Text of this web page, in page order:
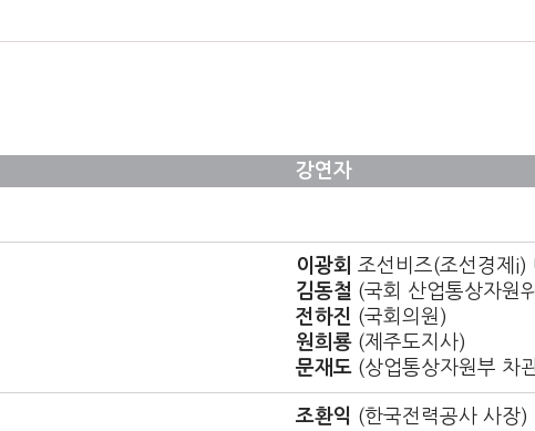
강연자
이광회 조선비즈(조선경제i)
김동철 (국회 산업통상자원
전하진 (국회의원)
원희룡 (제주도지사)
문재도 (상업통상자원부 차
조환익 (한국전력공사 사장)